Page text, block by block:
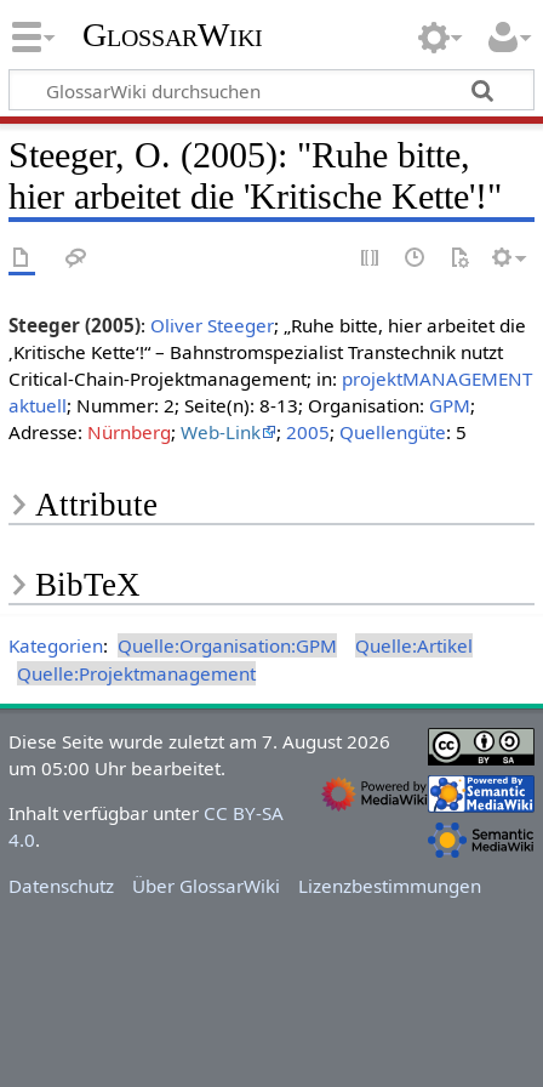
GlossarWiki
Steeger, O. (2005): "Ruhe bitte,
hier arbeitet die 'Kritische Kette'!"
Steeger (2005): Oliver Steeger; „Ruhe bitte, hier arbeitet die
‚Kritische Kette‘!“ – Bahnstromspezialist Transtechnik nutzt
Critical-Chain-Projektmanagement; in: projektMANAGEMENT
aktuell; Nummer: 2; Seite(n): 8-13; Organisation: GPM;
Adresse: Nürnberg; Web-Link ; 2005; Quellengüte: 5
Attribute
BibTeX
Kategorien: Quelle:Organisation:GPM
Quelle:Artikel
Quelle:Projektmanagement
Diese Seite wurde zuletzt am 7. August 2026
um 05:00 Uhr bearbeitet.
Inhalt verfügbar unter CC BY-SA
4.0.
Datenschutz
Über GlossarWiki Lizenzbestimmungen